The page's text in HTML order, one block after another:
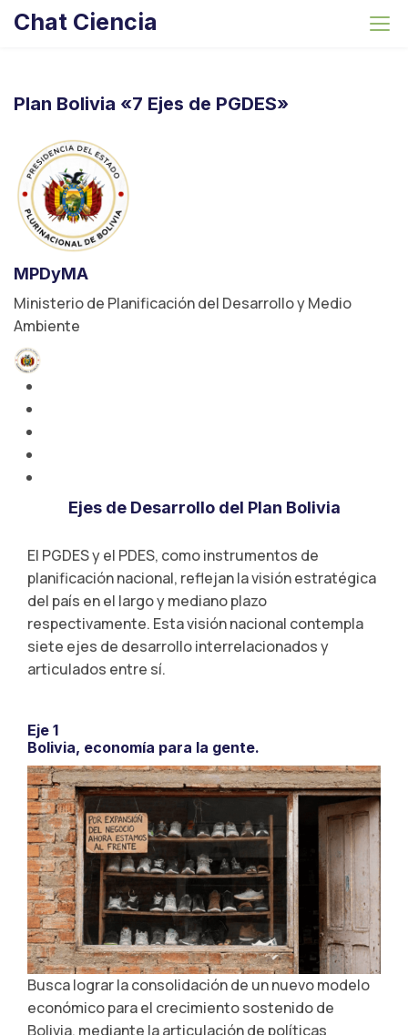
Chat Ciencia
Plan Bolivia «7 Ejes de PGDES»
MPDyMA
Ministerio de Planificación del Desarrollo y Medio
Ambiente
Ejes de Desarrollo del Plan Bolivia
El PGDES y el PDES, como instrumentos de
planificación nacional, reflejan la visión estratégica
del país en el largo y mediano plazo
respectivamente. Esta visión nacional contempla
siete ejes de desarrollo interrelacionados y
articulados entre sí.
Eje 1
Bolivia, economía para la gente.
Busca lograr la consolidación de un nuevo modelo
económico para el crecimiento sostenido de
Bolivia, mediante la articulación de políticas